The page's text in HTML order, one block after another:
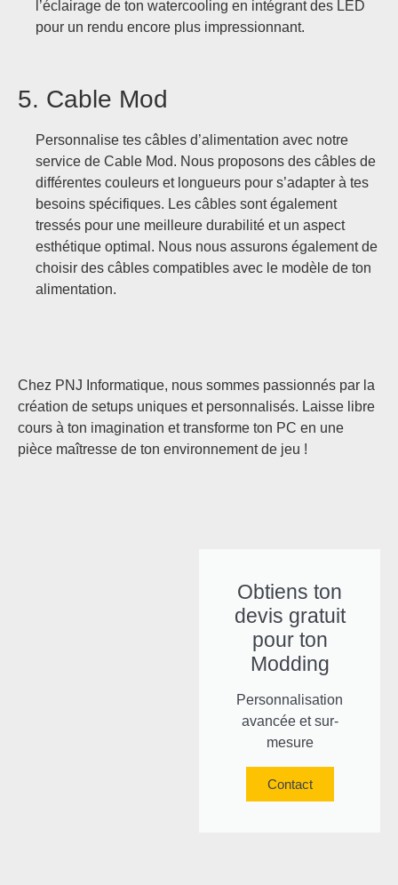
l’éclairage de ton watercooling en intégrant des LED
pour un rendu encore plus impressionnant.
5. Cable Mod
Personnalise tes câbles d’alimentation avec notre
service de Cable Mod. Nous proposons des câbles de
différentes couleurs et longueurs pour s’adapter à tes
besoins spécifiques. Les câbles sont également
tressés pour une meilleure durabilité et un aspect
esthétique optimal. Nous nous assurons également de
choisir des câbles compatibles avec le modèle de ton
alimentation.
Chez PNJ Informatique, nous sommes passionnés par la
création de setups uniques et personnalisés. Laisse libre
cours à ton imagination et transforme ton PC en une
pièce maîtresse de ton environnement de jeu !
Obtiens ton
devis gratuit
pour ton
Modding
Personnalisation
avancée et sur-
mesure
Contact